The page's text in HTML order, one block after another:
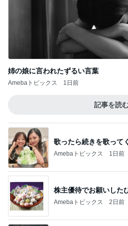
姉の娘に言われたずるい言葉
Amebaトピックス 1日前
記事を読
歌ったら続きを歌って
Amebaトピックス 1日前
株主優待でお願いした
Amebaトピックス 2日前